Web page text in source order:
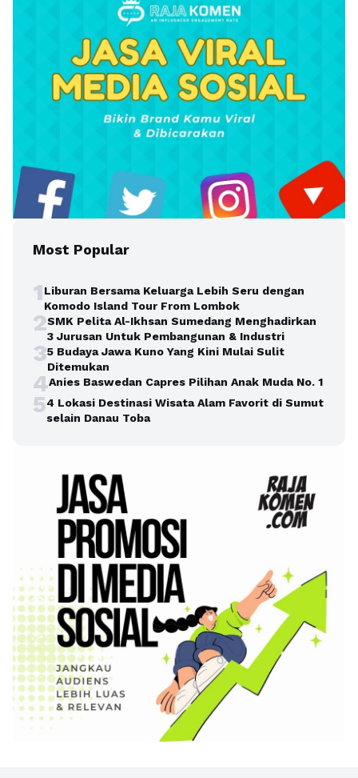
Most Popular
1Liburan Bersama Keluarga Lebih Seru dengan
Komodo Island Tour From Lombok
2SMK Pelita Al-Ikhsan Sumedang Menghadirkan
3 Jurusan Untuk Pembangunan & Industri
35 Budaya Jawa Kuno Yang Kini Mulai Sulit
Ditemukan
4Anies Baswedan Capres Pilihan Anak Muda No. 1
54 Lokasi Destinasi Wisata Alam Favorit di Sumut
selain Danau Toba